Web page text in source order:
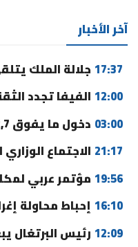
آخر الأخبار
17:37 جلالة الملك
12:00 الفيفا تجدد
03:00 دخول ما يفوق 2,7 مليون من الجالية
21:17 الاجتماع
19:56 مؤتمر عربي
16:10 إحباط محاولة
12:09رئيس البرتغال